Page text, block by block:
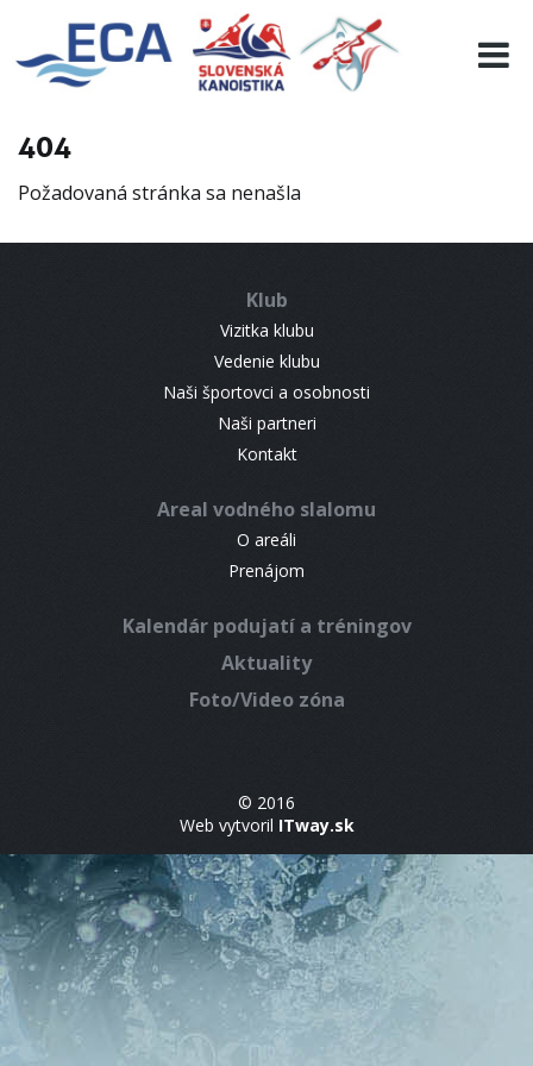
404
Požadovaná stránka sa nenašla
Klub
Vizitka klubu
Vedenie klubu
Naši športovci a osobnosti
Naši partneri
Kontakt
Areal vodného slalomu
O areáli
Prenájom
Kalendár podujatí a tréningov
Aktuality
Foto/Video zóna
© 2016
Web vytvoril ITway.sk
EURO 19
INFO
RESULTS
CONTACT